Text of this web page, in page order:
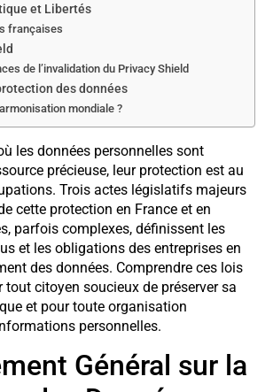
et Libertés
françaises
de l’invalidation du Privacy Shield
des données
mondiale ?
les données personnelles sont
précieuse, leur protection est au
Trois actes législatifs majeurs
cette protection en France et en
parfois complexes, définissent les
et les obligations des entreprises en
des données. Comprendre ces lois
tout citoyen soucieux de préserver sa
et pour toute organisation
personnelles.
Général sur la